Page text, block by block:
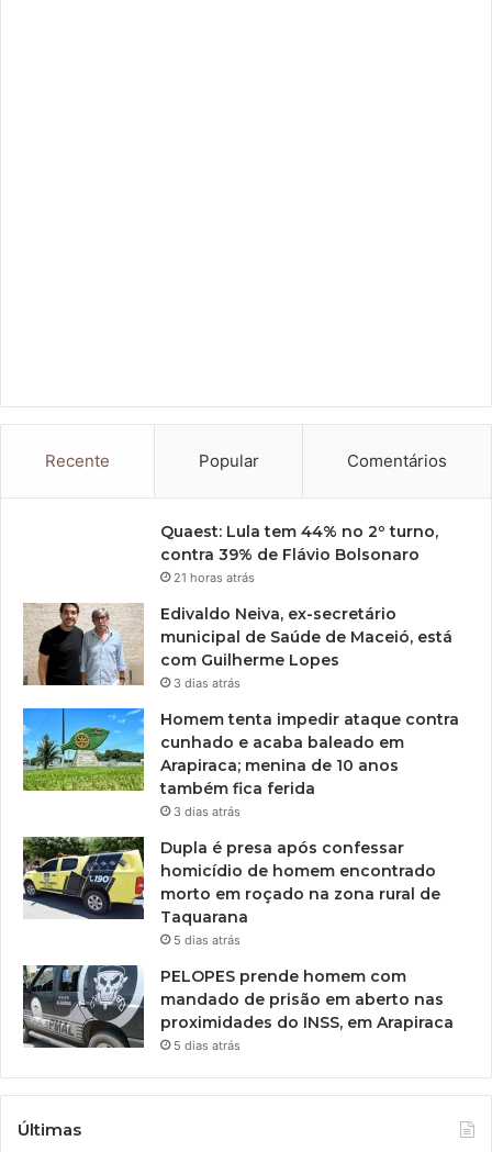
Recente Popular Comentários
Quaest: Lula tem 44% no 2º turno,
contra 39% de Flávio Bolsonaro
21 horas atrás
Edivaldo Neiva, ex-secretário
municipal de Saúde de Maceió, está
com Guilherme Lopes
3 dias atrás
Homem tenta impedir ataque contra
cunhado e acaba baleado em
Arapiraca; menina de 10 anos
também fica ferida
3 dias atrás
Dupla é presa após confessar
homicídio de homem encontrado
morto em roçado na zona rural de
Taquarana
5 dias atrás
PELOPES prende homem com
mandado de prisão em aberto nas
proximidades do INSS, em Arapiraca
5 dias atrás
Últimas